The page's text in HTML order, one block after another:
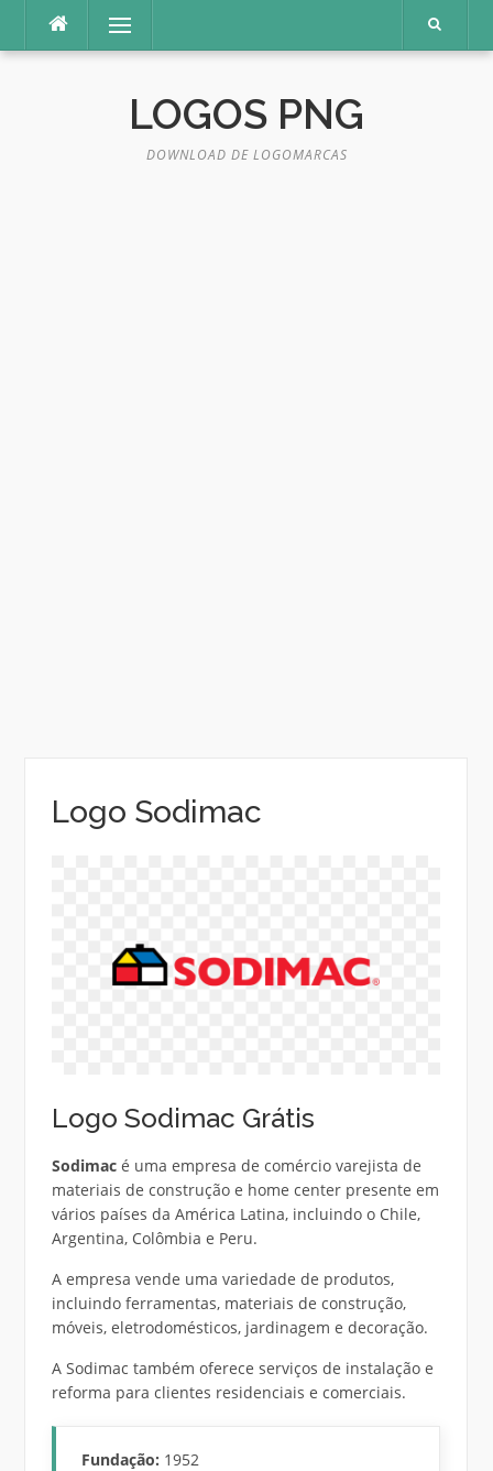
o
Menu
LOGOS PNG
DOWNLOAD DE LOGOMARCAS
Logo Sodimac
Logo Sodimac Grátis
Sodimacé uma empresa de comércio varejista de
materiais de construção e home center presente em
vários países da América Latina, incluindo o Chile,
Argentina, Colômbia e Peru.
A empresa vende uma variedade de produtos,
incluindo ferramentas, materiais de construção,
móveis, eletrodomésticos, jardinagem e decoração.
A Sodimac também oferece serviços de instalação e
reforma para clientes residenciais e comerciais.
Fundação: 1952